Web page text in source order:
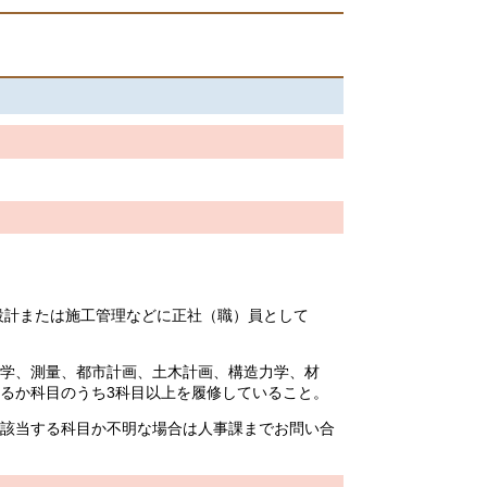
または施工管理などに正社（職）員として
、測量、都市計画、土木計画、構造力学、材
科目のうち3科目以上を履修していること。
当する科目か不明な場合は人事課までお問い合